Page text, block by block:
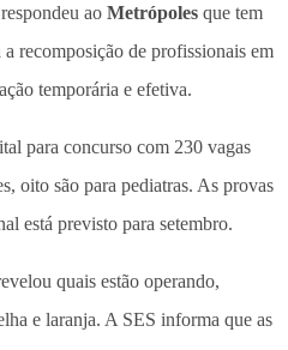
respondeu ao Metrópoles que tem
recomposição de profissionais em
temporária e efetiva.
para concurso com 230 vagas
oito são para pediatras. As provas
está previsto para setembro.
quais estão operando,
e laranja. A SES informa que as